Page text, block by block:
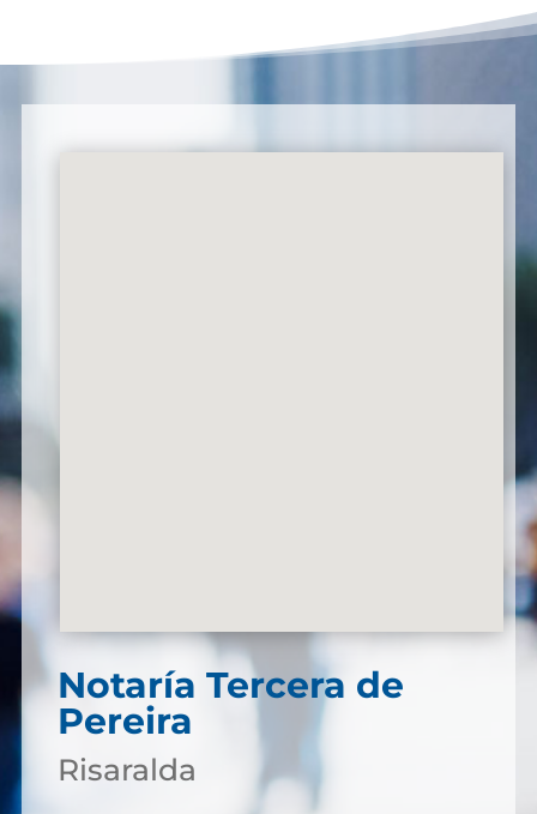
Notaría Tercera de
Pereira
Risaralda